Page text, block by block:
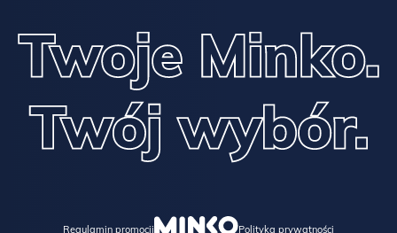
Regulamin promocji Polityka prywatności